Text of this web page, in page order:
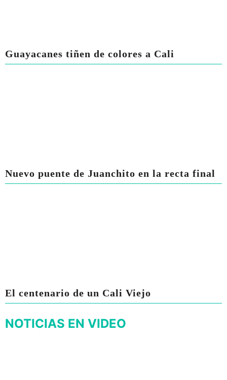
Guayacanes tiñen de colores a Cali
Nuevo puente de Juanchito en la recta final
El centenario de un Cali Viejo
NOTICIAS EN VIDEO